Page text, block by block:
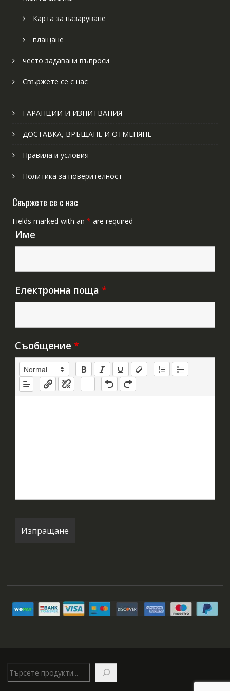
Карта за пазаруване
плащане
често задавани въпроси
Свържете се с нас
ГАРАНЦИИ И ИЗПИТВАНИЯ
ДОСТАВКА, ВРЪЩАНЕ И ОТМЕНЯНЕ
Правила и условия
Политика за поверителност
Свържете се с нас
Fields marked with an * are required
Име
Електронна поща *
Съобщение *